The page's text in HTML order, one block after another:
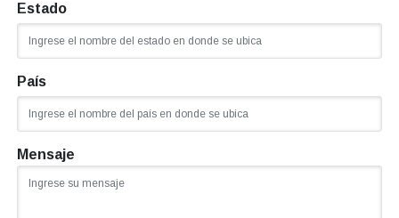
Estado
País
Mensaje